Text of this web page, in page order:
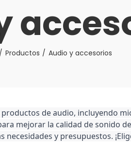
Productos Audio y accesorios
de audio, incluyendo
mejorar la calidad de sonido
y presupuestos.